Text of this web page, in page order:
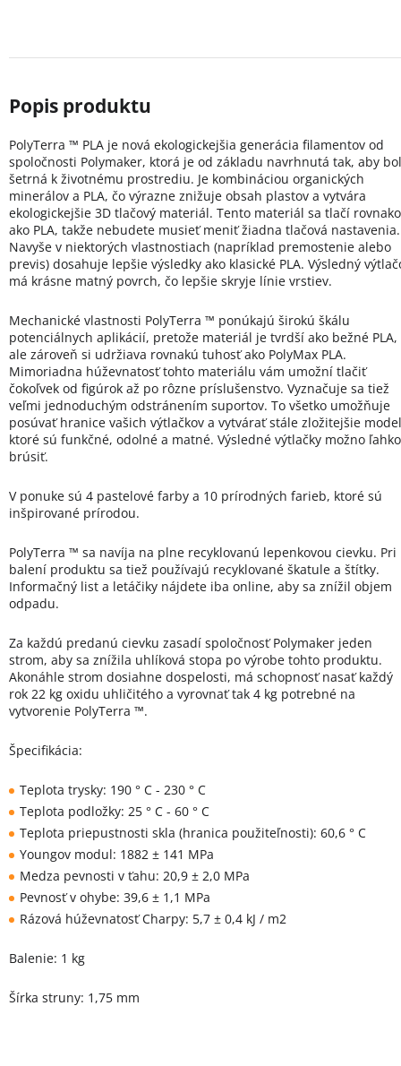
PolyTerra ™ PLA je nová ekologickejšia generácia filamentov od
spoločnosti Polymaker, ktorá je od základu navrhnutá tak, aby
šetrná k životnému prostrediu. Je kombináciou organických
minerálov a PLA, čo výrazne znižuje obsah plastov a vytvára
ekologickejšie 3D tlačový materiál. Tento materiál sa tlačí rovnako
ako PLA, takže nebudete musieť meniť žiadna tlačová nastavenia.
Navyše v niektorých vlastnostiach (napríklad premostenie alebo
previs) dosahuje lepšie výsledky ako klasické PLA. Výsledný
má krásne matný povrch, čo lepšie skryje línie vrstiev.
Mechanické vlastnosti PolyTerra ™ ponúkajú širokú škálu
potenciálnych aplikácií, pretože materiál je tvrdší ako bežné PLA,
ale zároveň si udržiava rovnakú tuhosť ako PolyMax PLA.
Mimoriadna húževnatosť tohto materiálu vám umožní tlačiť
čokoľvek od figúrok až po rôzne príslušenstvo. Vyznačuje sa tiež
veľmi jednoduchým odstránením suportov. To všetko umožňuje
posúvať hranice vašich výtlačkov a vytvárať stále zložitejšie
ktoré sú funkčné, odolné a matné. Výsledné výtlačky možno ľahko
brúsiť.
V ponuke sú 4 pastelové farby a 10 prírodných farieb, ktoré sú
inšpirované prírodou.
PolyTerra ™ sa navíja na plne recyklovanú lepenkovou cievku. Pri
balení produktu sa tiež používajú recyklované škatule a štítky.
Informačný list a letáčiky nájdete iba online, aby sa znížil objem
odpadu.
Za každú predanú cievku zasadí spoločnosť Polymaker jeden
strom, aby sa znížila uhlíková stopa po výrobe tohto produktu.
Akonáhle strom dosiahne dospelosti, má schopnosť nasať každý
rok 22 kg oxidu uhličitého a vyrovnať tak 4 kg potrebné na
vytvorenie PolyTerra ™.
Špecifikácia:
Teplota trysky: 190 ° C - 230 ° C
Teplota podložky: 25 ° C - 60 ° C
Teplota priepustnosti skla (hranica použiteľnosti): 60,6 ° C
Youngov modul: 1882 ± 141 MPa
Medza pevnosti v ťahu: 20,9 ± 2,0 MPa
Pevnosť v ohybe: 39,6 ± 1,1 MPa
Rázová húževnatosť Charpy: 5,7 ± 0,4 kJ / m2
Balenie: 1 kg
Šírka struny: 1,75 mm